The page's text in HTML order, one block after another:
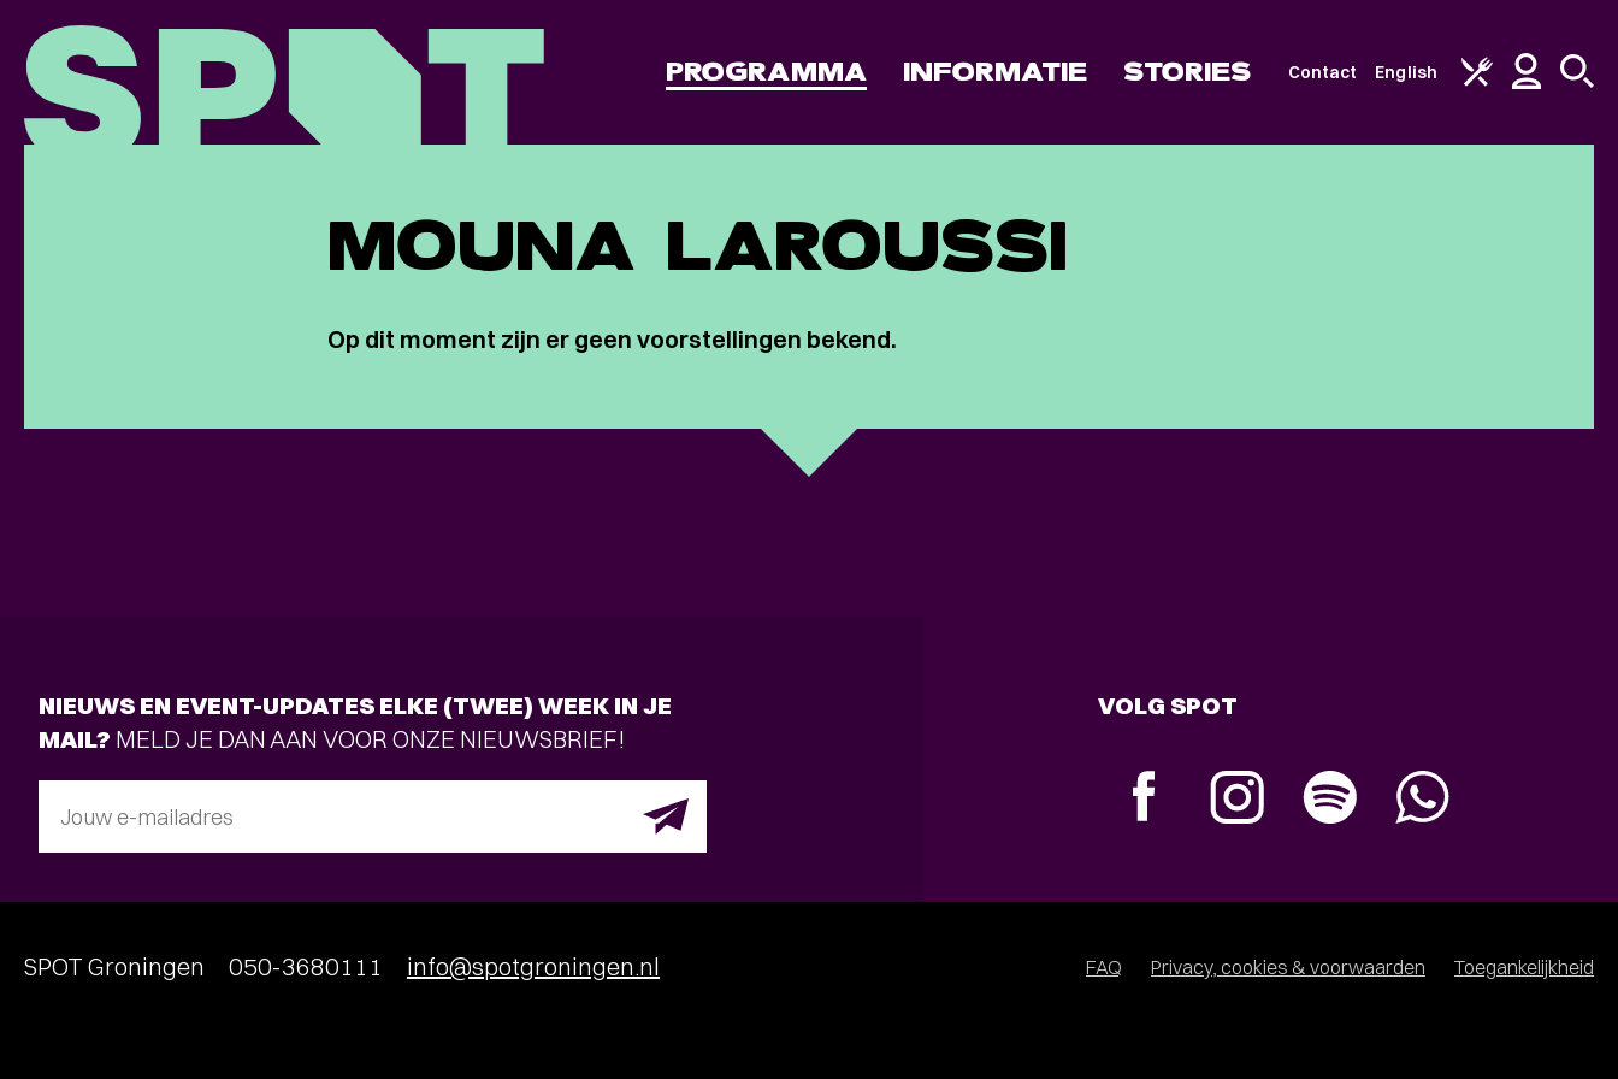
PROGRAMMA INFORMATIE STORIES Contact English
MOUNA LAROUSSI
Op dit moment zijn er geen voorstellingen bekend.
NIEUWS EN EVENT-UPDATES ELKE (TWEE) WEEK IN JE
MAIL? MELD JE DAN AAN VOOR ONZE NIEUWSBRIEF!
Jouw e-mailadres
VOLG SPOT
SPOT Groningen 050-3680111 info@spotgroningen.nl FAQ Privacy, cookies & voorwaarden Toegankelijkheid